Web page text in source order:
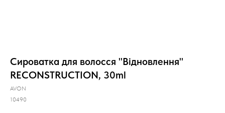
Сироватка для волосся "Відновлення"
RECONSTRUCTION, 30ml
AVON
10490